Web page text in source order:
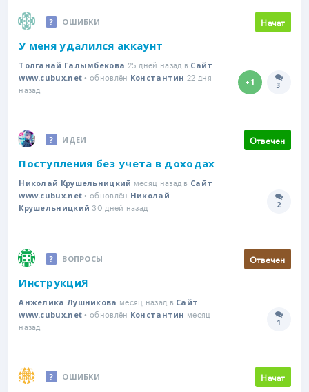
ОШИБКИ Начат
У меня удалился аккаунт
Толганай Галымбекова 25 дней назад в Сайт
www.cubux.net • обновлён Константин 22 дня
назад
+1 3
ИДЕИ Отвечен
Поступления без учета в доходах
Николай Крушельницкий месяц назад в Сайт
www.cubux.net • обновлён Николай
Крушельницкий 30 дней назад 2
ВОПРОСЫ Отвечен
ИнструкциЯ
Анжелика Лушникова месяц назад в Сайт
www.cubux.net • обновлён Константин месяц
назад
1
ОШИБКИ Начат